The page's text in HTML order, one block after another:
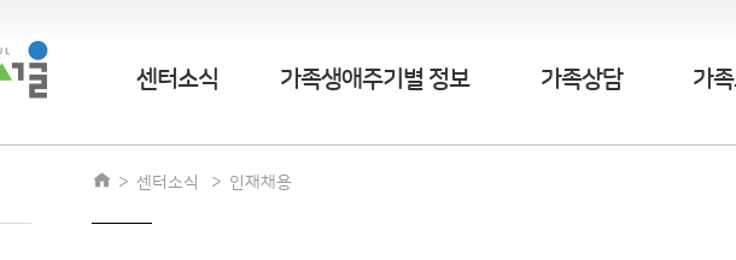
센터소식 가족생애주기별 정보 가족상담 가
센터소식 인재채용